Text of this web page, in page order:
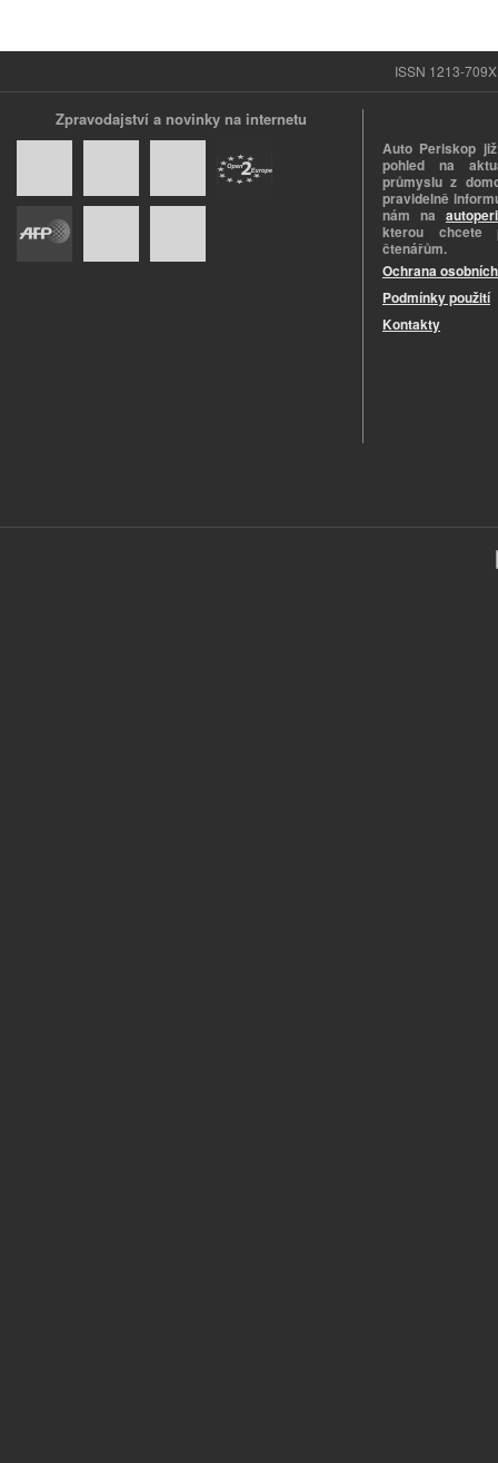
ISSN 1213-
Zpravodajství a novinky na internetu
Auto Periskop
pohled na
průmyslu z
pravidelně
nám na
kterou chcete
čtenářům.
Ochrana
Podmínky použití
Kontakty